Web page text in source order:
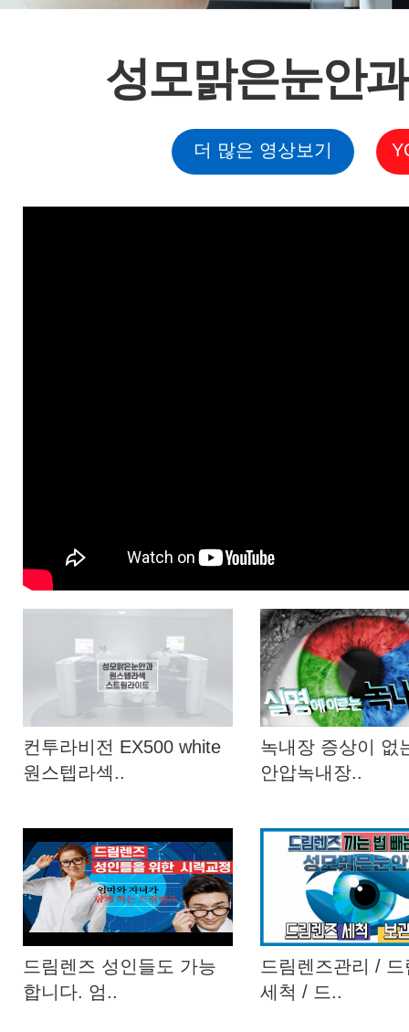
성모맑은눈안
더 많은 영상보기
컨투라비전 EX500 white
원스텝라섹..
녹내장 증상이 없
안압녹내장..
드림렌즈 성인들도 가능
합니다. 엄..
드림렌즈관리 /
세척 / 드..